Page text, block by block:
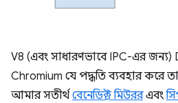
V8 (এবং সাধারণভাবে IPC-এর জন্য)
Chromium যে পদ্ধতি ব্যবহার করে
আমার সতীর্থ বেনেডিক্ট মিউররএবং